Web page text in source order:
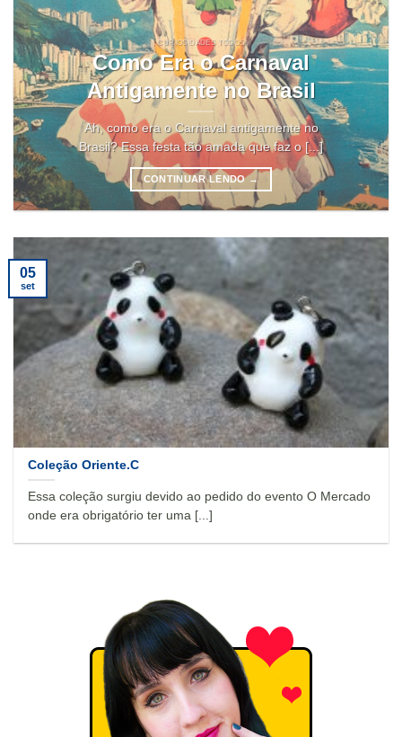
CURIOSIDADES TODOS
Como Era o Carnaval
Antigamente no Brasil
Ah, como era o Carnaval antigamente no
Brasil? Essa festa tão amada que faz o [...]
CONTINUAR LENDO→
Coleção Oriente.C
Essa coleção surgiu devido ao pedido do evento O Mercado
onde era obrigatório ter uma [...]
05
set